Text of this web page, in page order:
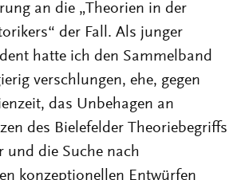
an die „Theorien in der
der Fall. Als junger
hatte ich den Sammelband
verschlungen, ehe, gegen
das Unbehagen an
des Bielefelder Theoriebegriffs
und die Suche nach
konzeptionellen Entwürfen